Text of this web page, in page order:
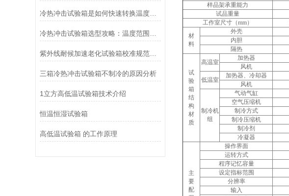
冷热冲击试验箱是如何快速转换温度的吗？
紫外线耐候加速老化试验箱校准规范以及应用领域
三箱冷热冲击试验箱不制冷的原因分析
1立方高低温试验箱技术介绍
恒温恒湿试验箱
高低温试验箱 的工作原理
样品架承重能力
试品重量
工作室尺寸（mm）
材
料
外壳
内胆
隔热
试
验
箱
结
构
材
质
高温室
加热器
风机
低温室
加热器、冷却器
风机
制冷机
组
气动气缸
空气压缩机
制冷方式
制冷压缩机
制冷剂
冷凝器
主
要
配
操作界面
运转方式
程序记忆容量
设定指标范围
分辨率
输入